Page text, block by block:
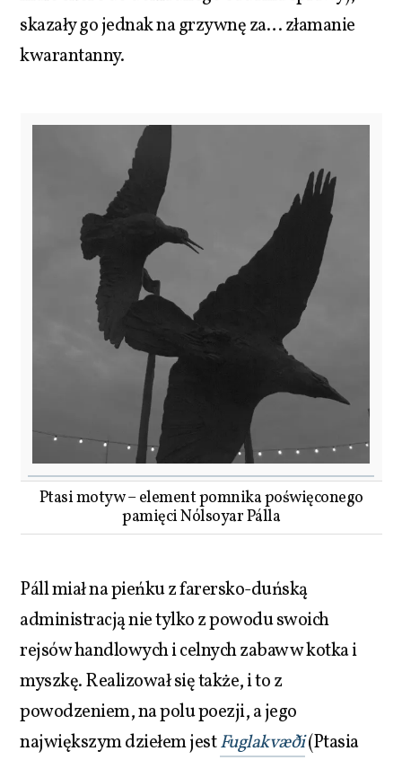
skazały go jednak na grzywnę za… złamanie
kwarantanny.
Ptasi motyw – element pomnika poświęconego
pamięci Nólsoyar Pálla
Páll miał na pieńku z farersko-duńską
administracją nie tylko z powodu swoich
rejsów handlowych i celnych zabaw w kotka i
myszkę. Realizował się także, i to z
powodzeniem, na polu poezji, a jego
największym dziełem jestFuglakvæði(Ptasia